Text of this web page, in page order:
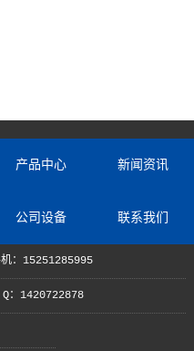
产品中心 新闻资讯
公司设备 联系我们
：15251285995
：1420722878